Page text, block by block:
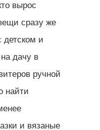
вырос
сразу же
детском и
дачу в
ручной
найти
и вязаные